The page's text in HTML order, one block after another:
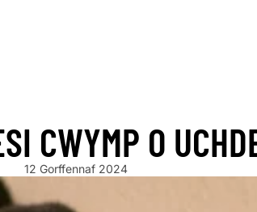
CWYMP O
12 Gorffennaf 2024